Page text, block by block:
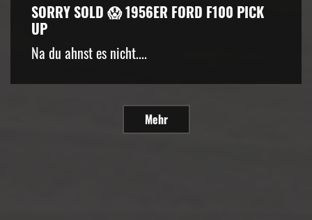
SORRY SOLD 😱 1956ER FORD F100 PICK
UP
Na du ahnst es nicht....
Mehr